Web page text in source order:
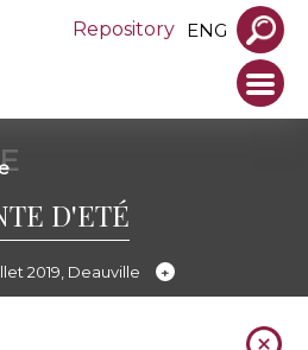
Repository ENG
D'ETÉ
2019, Deauville